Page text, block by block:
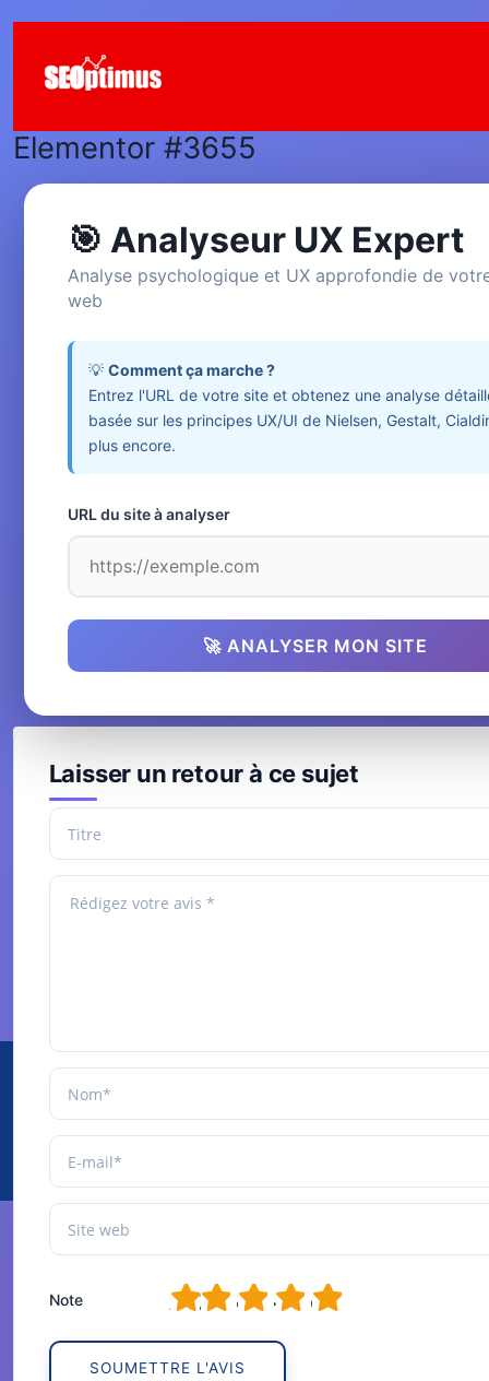
Elementor #3655
🎯 Analyseur UX Expert
Analyse psychologique et UX approfondie de
web
💡 Comment ça marche ?
Entrez l'URL de votre site et obtenez une analyse
basée sur les principes UX/UI de Nielsen, Gestalt,
plus encore.
URL du site à analyser
🚀 ANALYSER MON SITE
Laisser un retour à ce sujet
Note 5
4
3
2